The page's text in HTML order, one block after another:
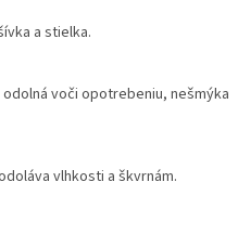
a stielka.
voči opotrebeniu, nešmýka
vlhkosti a škvrnám.